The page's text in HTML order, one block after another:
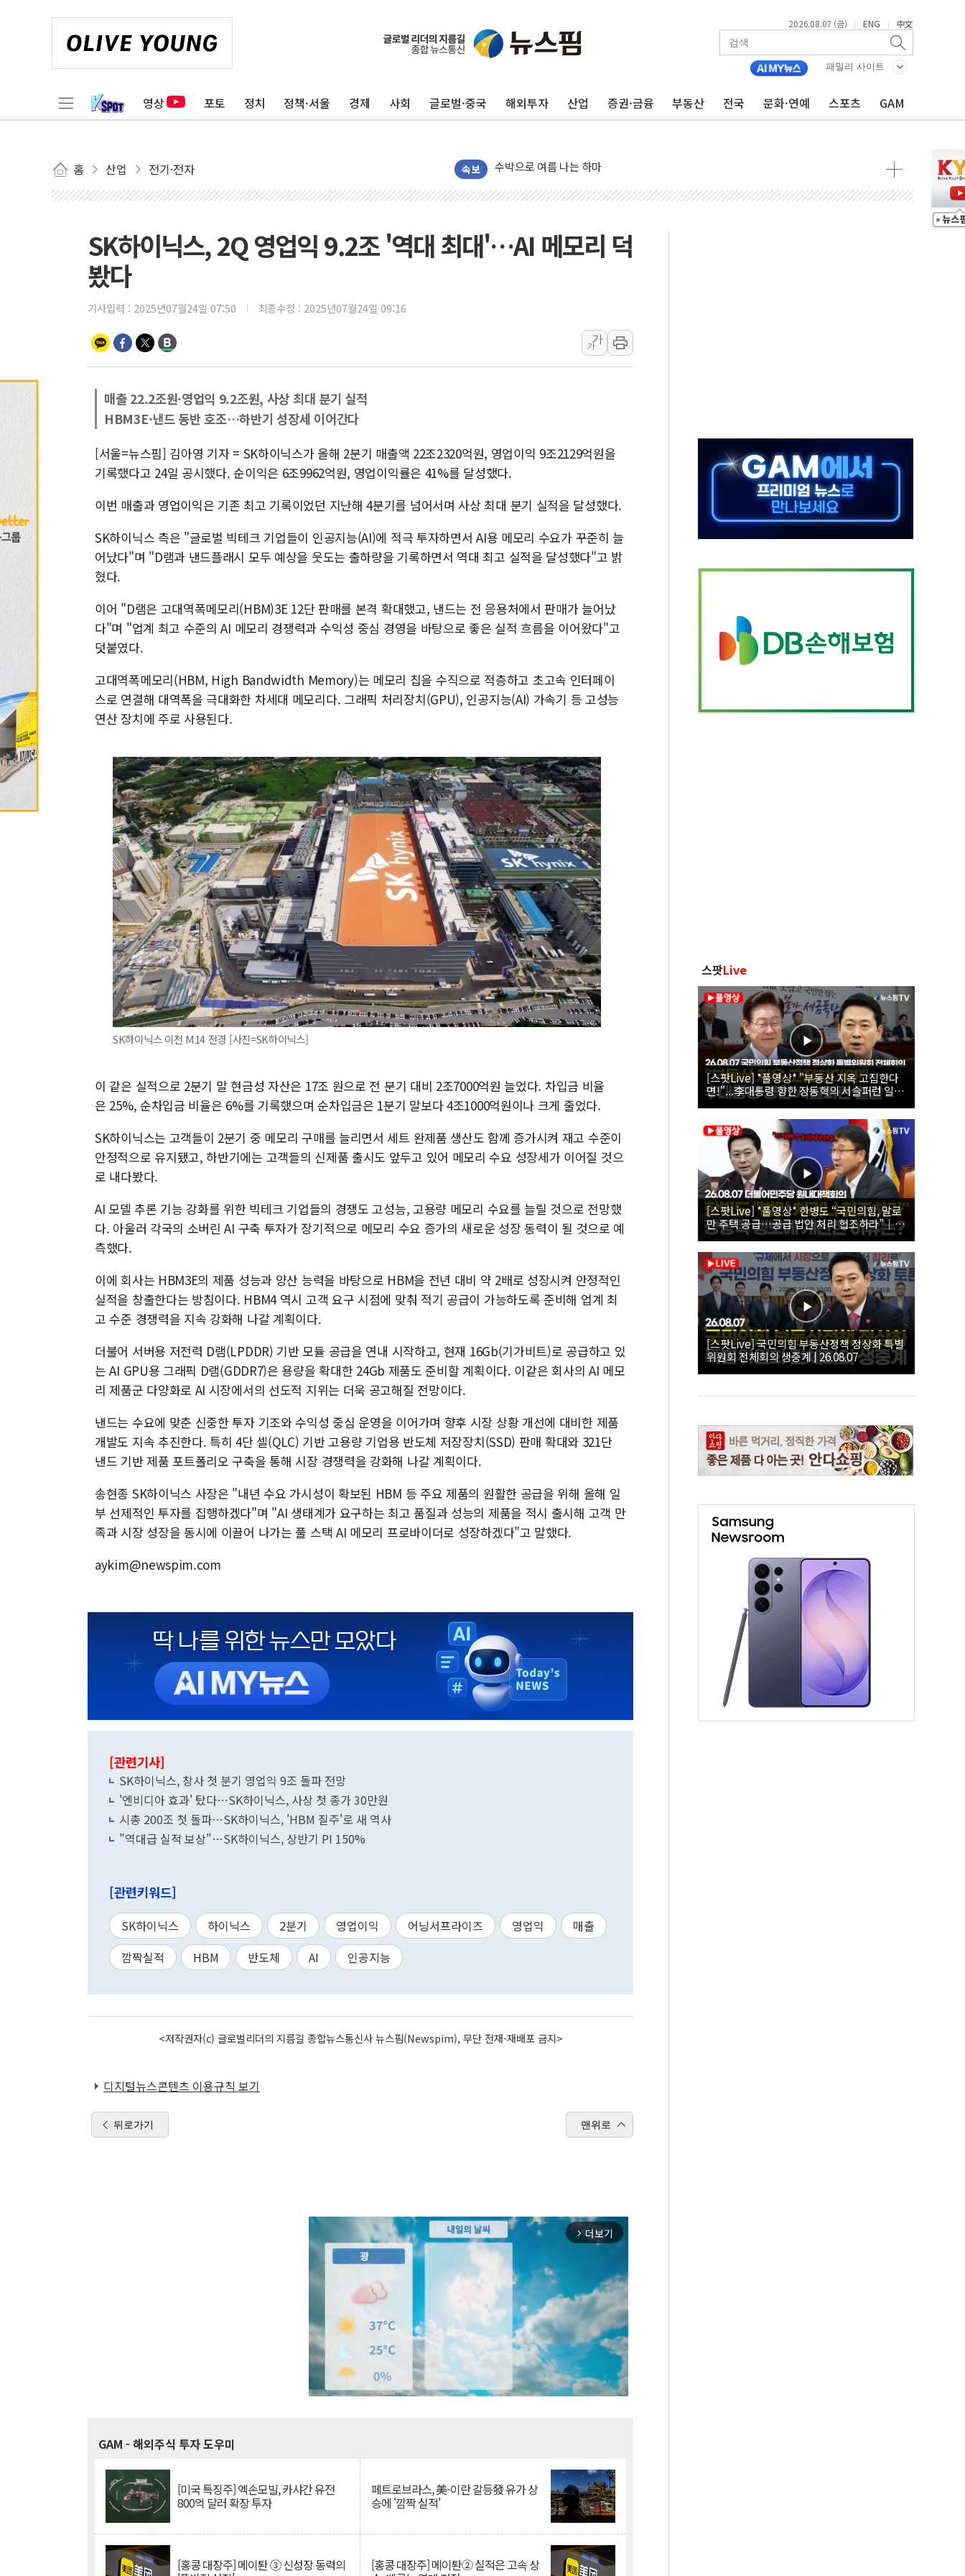
2026.08.07 (금) | ENG | 中文
패밀리 사이트
영상 포토 정치 정책·서울 경제 사회 글로벌·중국 해외투자 산업 증권·금융 부동산 전국 문화·연예 스포츠 GAM
홈 산업 전기·전자 속보
국민의힘 윤리위, '부산 돌려차기 발언' 논란 서범수·진종오 징계절차 개시
전남광주 구례 산불 32분 만에 주불 진화...인명피해 없어
캠코, 5918억원 규모 압류재산 1506건 공매
가오픈한 홈플러스
돌아온 홈플러스
에어로케이항공, 청주-중국 청두 노선 운항허가 취득...중국 노선 다변화
네이버, AI 브리핑 도입 후 블로그 창작자 지원 규모 2배 확대
해군1함대 '창설 80주년' 기념식...지역축제 '불금전파, 송정'과 상생
원주시, 첨단의료복합단지 지정 준비 본격화…'AI 데이터 기반 메디테크 혁신허브' 구상
임동원 전 장관과 대화 나누는 정동영 통일부 장관
취재진과 대화하는 정세현 전 통일부 장관
SK하이닉스, 2Q 영업익 9.2조 '역대 최대'…AI 메모리 덕
봤다
기사입력 : 2025년07월24일 07:50 최종수정 : 2025년07월24일 09:16
가
가
매출 22.2조원·영업익 9.2조원, 사상 최대 분기 실적
HBM3E·낸드 동반 호조…하반기 성장세 이어간다
[서울=뉴스핌] 김아영 기자 = SK하이닉스가 올해 2분기 매출액 22조2320억원, 영업이익 9조2129억원을
기록했다고 24일 공시했다. 순이익은 6조9962억원, 영업이익률은 41%를 달성했다.
이번 매출과 영업이익은 기존 최고 기록이었던 지난해 4분기를 넘어서며 사상 최대 분기 실적을 달성했다.
SK하이닉스 측은 "글로벌 빅테크 기업들이 인공지능(AI)에 적극 투자하면서 AI용 메모리 수요가 꾸준히 늘
어났다"며 "D램과 낸드플래시 모두 예상을 웃도는 출하량을 기록하면서 역대 최고 실적을 달성했다"고 밝
혔다.
이어 "D램은 고대역폭메모리(HBM)3E 12단 판매를 본격 확대했고, 낸드는 전 응용처에서 판매가 늘어났
다"며 "업계 최고 수준의 AI 메모리 경쟁력과 수익성 중심 경영을 바탕으로 좋은 실적 흐름을 이어왔다"고
덧붙였다.
고대역폭메모리(HBM, High Bandwidth Memory)는 메모리 칩을 수직으로 적층하고 초고속 인터페이
스로 연결해 대역폭을 극대화한 차세대 메모리다. 그래픽 처리장치(GPU), 인공지능(AI) 가속기 등 고성능
연산 장치에 주로 사용된다.
SK하이닉스 이천 M14 전경 [사진=SK하이닉스]
이 같은 실적으로 2분기 말 현금성 자산은 17조 원으로 전 분기 대비 2조7000억원 늘었다. 차입금 비율
은 25%, 순차입금 비율은 6%를 기록했으며 순차입금은 1분기 말보다 4조1000억원이나 크게 줄었다.
SK하이닉스는 고객들이 2분기 중 메모리 구매를 늘리면서 세트 완제품 생산도 함께 증가시켜 재고 수준이
안정적으로 유지됐고, 하반기에는 고객들의 신제품 출시도 앞두고 있어 메모리 수요 성장세가 이어질 것으
로 내다봤다.
AI 모델 추론 기능 강화를 위한 빅테크 기업들의 경쟁도 고성능, 고용량 메모리 수요를 늘릴 것으로 전망했
다. 아울러 각국의 소버린 AI 구축 투자가 장기적으로 메모리 수요 증가의 새로운 성장 동력이 될 것으로 예
측했다.
이에 회사는 HBM3E의 제품 성능과 양산 능력을 바탕으로 HBM을 전년 대비 약 2배로 성장시켜 안정적인
실적을 창출한다는 방침이다. HBM4 역시 고객 요구 시점에 맞춰 적기 공급이 가능하도록 준비해 업계 최
고 수준 경쟁력을 지속 강화해 나갈 계획이다.
더불어 서버용 저전력 D램(LPDDR) 기반 모듈 공급을 연내 시작하고, 현재 16Gb(기가비트)로 공급하고 있
는 AI GPU용 그래픽 D램(GDDR7)은 용량을 확대한 24Gb 제품도 준비할 계획이다. 이같은 회사의 AI 메모
리 제품군 다양화로 AI 시장에서의 선도적 지위는 더욱 공고해질 전망이다.
낸드는 수요에 맞춘 신중한 투자 기조와 수익성 중심 운영을 이어가며 향후 시장 상황 개선에 대비한 제품
개발도 지속 추진한다. 특히 4단 셀(QLC) 기반 고용량 기업용 반도체 저장장치(SSD) 판매 확대와 321단
낸드 기반 제품 포트폴리오 구축을 통해 시장 경쟁력을 강화해 나갈 계획이다.
송현종 SK하이닉스 사장은 "내년 수요 가시성이 확보된 HBM 등 주요 제품의 원활한 공급을 위해 올해 일
부 선제적인 투자를 집행하겠다"며 "AI 생태계가 요구하는 최고 품질과 성능의 제품을 적시 출시해 고객 만
족과 시장 성장을 동시에 이끌어 나가는 풀 스택 AI 메모리 프로바이더로 성장하겠다"고 말했다.
aykim@newspim.com
[관련기사]
SK하이닉스, 창사 첫 분기 영업익 9조 돌파 전망
'엔비디아 효과' 탔다…SK하이닉스, 사상 첫 종가 30만원
시총 200조 첫 돌파…SK하이닉스, 'HBM 질주'로 새 역사
"역대급 실적 보상"…SK하이닉스, 상반기 PI 150%
[관련키워드]
SK하이닉스 하이닉스 2분기 영업이익 어닝서프라이즈 영업익
매출
깜짝실적
HBM 반도체 AI 인공지능
<저작권자(c) 글로벌리더의 지름길 종합뉴스통신사 뉴스핌(Newspim), 무단 전재-재배포 금지>
디지털뉴스콘텐츠 이용규칙 보기
뒤로가기 맨위로
arrow_forward_ios 더보기
GAM - 해외주식 투자 도우미
[미국 특징주] 엑손모빌, 카샤간 유전
800억 달러 확장 투자
페트로브라스, 美-이란 갈등發 유가 상
승에 '깜짝 실적'
[홍콩 대장주] 메이퇀 ③ 신성장 동력의 [홍콩 대장주] 메이퇀② 실적은 고속 상
스팟Live
[스팟Live] *풀영상* "부동산 지옥 고집한다
면!"...李대통령 향한 장동혁의 서슬퍼런 일갈
| 26.08.07 국민의힘 부동산정책 정상화 특별
위원회 전체회의
[스팟Live] *풀영상* 한병도 “국민의힘, 말로
만 주택 공급…공급 법안 처리 협조하라”｜
26.08.07 더불어민주당 원내대책회의
[스팟Live] 국민의힘 부동산정책 정상화 특별
위원회 전체회의 생중계 | 26.08.07